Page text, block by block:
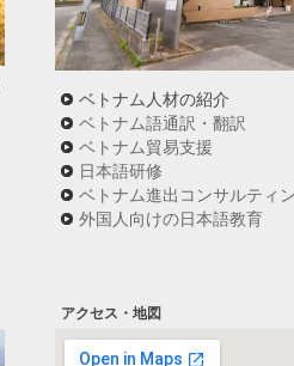
ベトナム人材の紹介
ベトナム語通訳・翻訳
ベトナム貿易支援
日本語研修
ベトナム進出コンサルティ
外国人向けの日本語教育
アクセス・地図